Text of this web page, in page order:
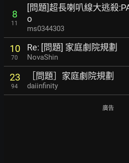
8
11
[問題]超長喇叭線大逃殺
o
ms0344303
10
70
Re: [問題] 家庭劇院規劃
NovaShin
23
94
［問題］家庭劇院規劃
daiinfinity
廣告